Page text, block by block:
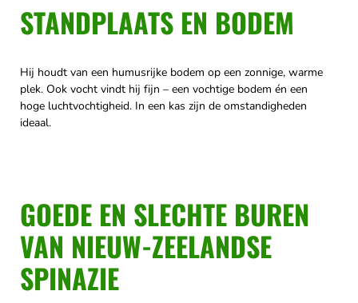
STANDPLAATS EN BODEM
Hij houdt van een humusrijke bodem op een zonnige, warme
plek. Ook vocht vindt hij fijn – een vochtige bodem én een
hoge luchtvochtigheid. In een kas zijn de omstandigheden
ideaal.
GOEDE EN SLECHTE BUREN
VAN NIEUW-ZEELANDSE
SPINAZIE